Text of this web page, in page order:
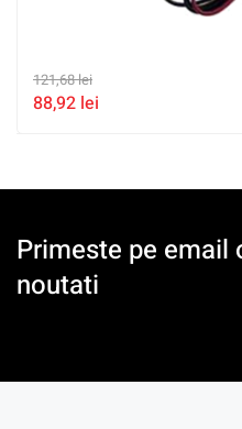
121,68lei
88,92 lei
Primeste pe
noutati